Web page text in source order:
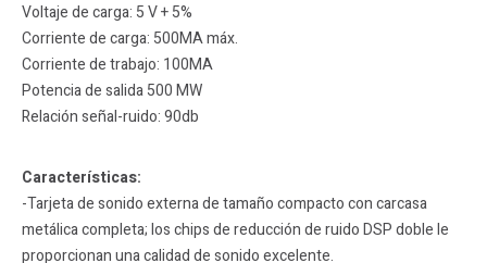
Voltaje de carga: 5 V + 5%
Corriente de carga: 500MA máx.
Corriente de trabajo: 100MA
Potencia de salida 500 MW
Relación señal-ruido: 90db
Características:
-Tarjeta de sonido externa de tamaño compacto con carcasa
metálica completa; los chips de reducción de ruido DSP doble le
proporcionan una calidad de sonido excelente.